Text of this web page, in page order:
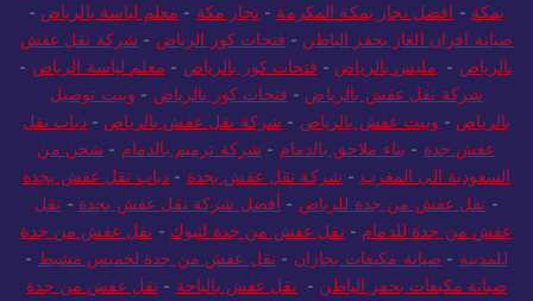
بمكة - افضل نجار بمكة المكرمة - نجار مكة - معلم لياسة بالرياض -
صيانة افران الغاز بحفر الباطن - فتحات كور الرياض - شركة نقل عفش
بالرياض - مليس بالرياض - فتحات كور بالرياض - معلم لياسة الرياض -
شركة نقل عفش بالرياض - فتحات كور بالرياض - ونيت توصيل
بالرياض - ونيت عفش بالرياض - شركة نقل عفش بالرياض -دباب نقل
عفش جدة - بناء ملاحق بالدمام - شركة ترميم بالدمام - شحن من
السعودية الى المغرب - شركة نقل عفش بجدة - دباب نقل عفش بجدة
- نقل عفش من جدة للرياض - أفضل شركة نقل عفش بجدة - نقل
عفش من جدة للدمام - نقل عفش من جدة لتبوك - نقل عفش من جدة
للمدينة - صيانة مكيفات بجازان - نقل عفش من جدة لخميس مشيط -
صيانة مكيفات بحفر الباطن - نقل عفش بالباحة - نقل عفش من جدة